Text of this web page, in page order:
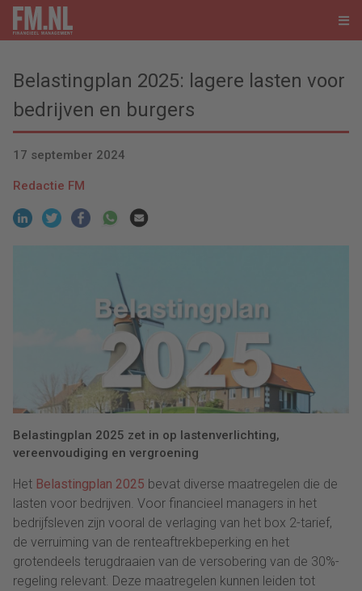
Belastingplan 2025: lagere lasten voor
bedrijven en burgers
17 september 2024
Redactie FM
Belastingplan 2025 zet in op lastenverlichting,
vereenvoudiging en vergroening
Het Belastingplan 2025 bevat diverse maatregelen die de
lasten voor bedrijven. Voor financieel managers in het
bedrijfsleven zijn vooral de verlaging van het box 2-tarief,
de verruiming van de renteaftrekbeperking en het
grotendeels terugdraaien van de versobering van de 30%-
regeling relevant. Deze maatregelen kunnen leiden tot